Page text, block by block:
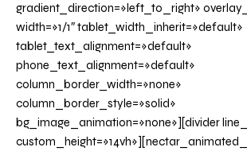
gradient_direction=»left_to_right»
width=»1/1″ tablet_width_inherit=»default»
tablet_text_alignment=»default»
phone_text_alignment=»default»
column_border_width=»none»
column_border_style=»solid»
bg_image_animation=»none»][divider